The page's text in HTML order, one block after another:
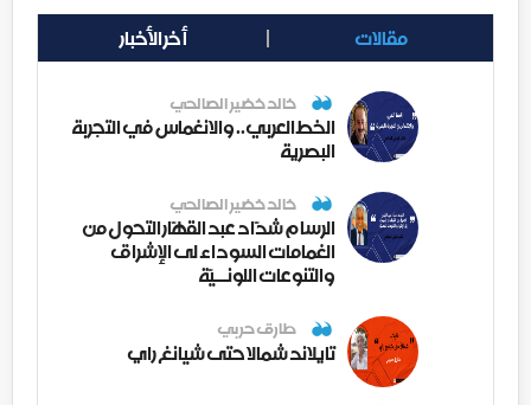
مقالات أخر الأخبار
خالد خضير الصالحي
الخط العربي.. والانغماس في التجربة
البصرية
خالد خضير الصالحي
الرسام شدّاد عبد القهّار التحول من
الغمامات السوداء لى الإشراق
والتنوعات اللونــيّة
طارق حربي
تايلاند شمالا حتى شيانغ راي